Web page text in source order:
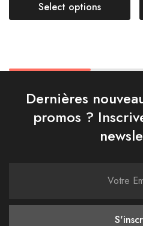
Select options
Dernières
promos ?